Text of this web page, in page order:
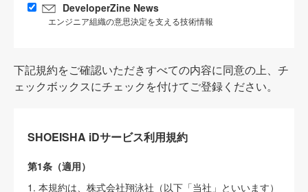
DeveloperZine News
エンジニア組織の意思決定を支える技術情報
下記規約をご確認いただきすべての内容に同意の上、チ
ェックボックスにチェックを付けてご登録ください。
SHOEISHA iDサービス利用規約
第1条（適用）
1. 本規約は、株式会社翔泳社（以下「当社」といいます）